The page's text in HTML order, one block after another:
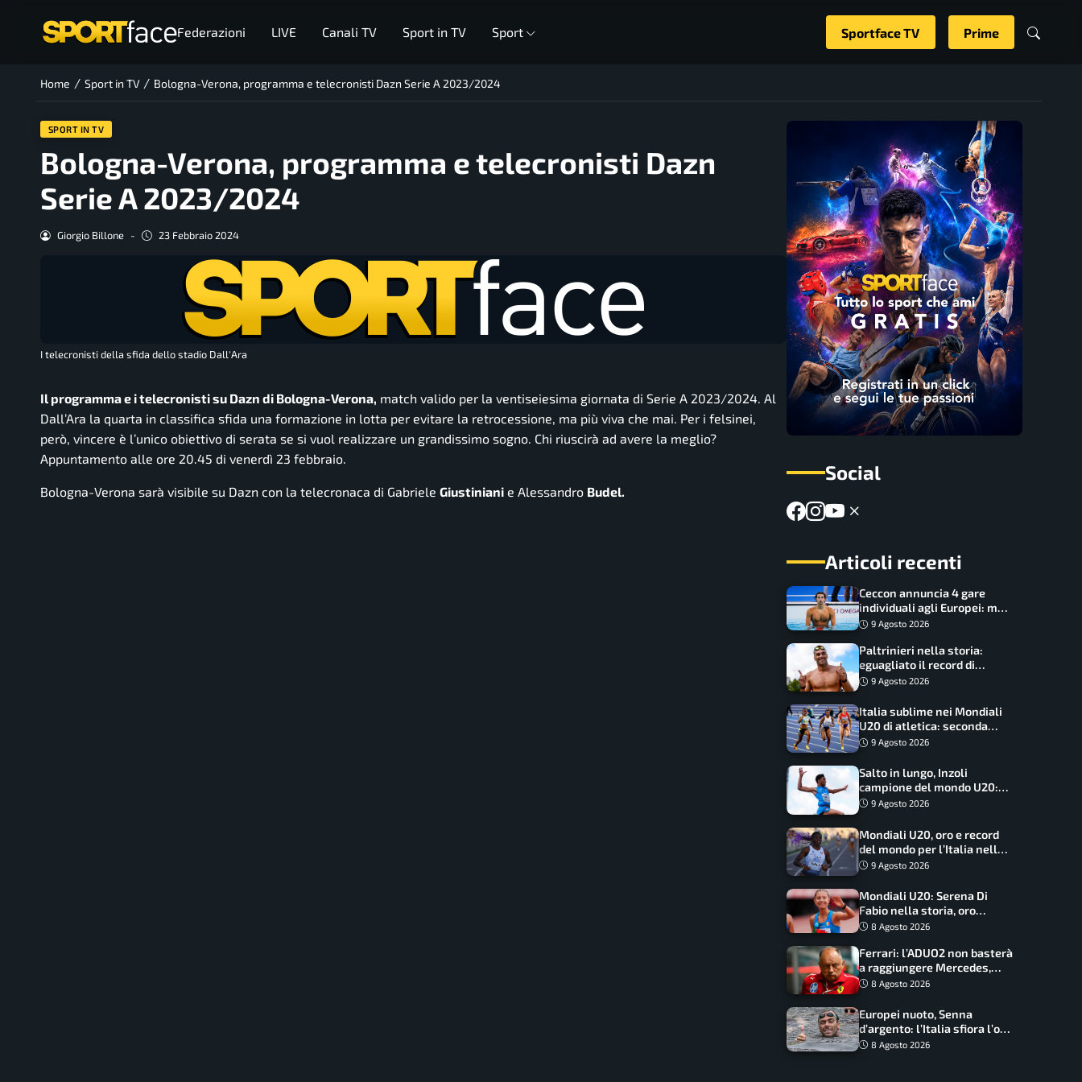
Federazioni LIVE Canali TV Sport in TV Sport Sportface TV Prime
Home / Sport in TV / Bologna-Verona, programma e telecronisti Dazn Serie A 2023/2024
SPORT IN TV
Bologna-Verona, programma e telecronisti Dazn
Serie A 2023/2024
Giorgio Billone - 23 Febbraio 2024
I telecronisti della sfida dello stadio Dall'Ara
Il programma e i telecronisti su Dazn di Bologna-Verona, match valido per la ventiseiesima giornata di Serie A 2023/2024. Al
Dall’Ara la quarta in classifica sfida una formazione in lotta per evitare la retrocessione, ma più viva che mai. Per i felsinei,
però, vincere è l’unico obiettivo di serata se si vuol realizzare un grandissimo sogno. Chi riuscirà ad avere la meglio?
Appuntamento alle ore 20.45 di venerdì 23 febbraio.
Bologna-Verona sarà visibile su Dazn con la telecronaca di Gabriele Giustiniani e Alessandro Budel.
Social
Articoli recenti
Ceccon annuncia 4 gare
individuali agli Europei: ma
c’è una grossa rinuncia
9 Agosto 2026
Paltrinieri nella storia:
eguagliato il record di
medaglie di Federica
9 Agosto 2026
Italia sublime nei Mondiali
U20 di atletica: seconda
dietro solo agli USA nel
9 Agosto 2026
Salto in lungo, Inzoli
campione del mondo U20:
basta un centimetro
9 Agosto 2026
Mondiali U20, oro e record
del mondo per l’Italia nella
4×100 mista: Doualla
9 Agosto 2026
Mondiali U20: Serena Di
Fabio nella storia, oro
dominio totale nei 5000 di
8 Agosto 2026
Ferrari: l’ADUO2 non basterà
a raggiungere Mercedes,
novità per la Macarena
8 Agosto 2026
Europei nuoto, Senna
d’argento: l’Italia sfiora l’oro
nella staffetta, Paltrinieri
8 Agosto 2026